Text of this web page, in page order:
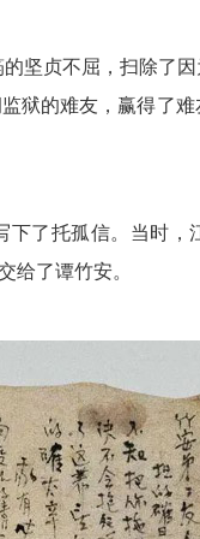
贞不屈，扫除了因
狱的难友，赢得了
了托孤信。当时，
了谭竹安。